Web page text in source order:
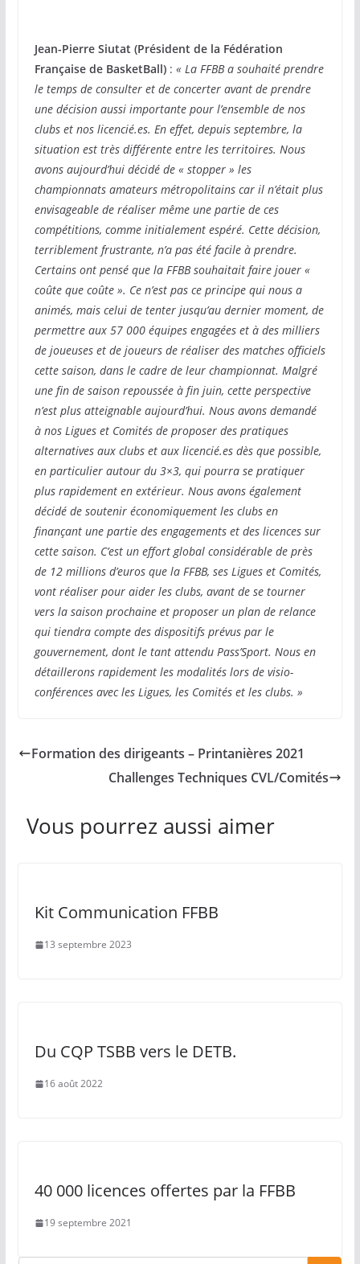
Jean-Pierre Siutat (Président de la Fédération
Française de BasketBall): « La FFBB a souhaité prendre
le temps de consulter et de concerter avant de prendre
une décision aussi importante pour l’ensemble de nos
clubs et nos licencié.es. En effet, depuis septembre, la
situation est très différente entre les territoires. Nous
avons aujourd’hui décidé de « stopper » les
championnats amateurs métropolitains car il n’était plus
envisageable de réaliser même une partie de ces
compétitions, comme initialement espéré. Cette décision,
terriblement frustrante, n’a pas été facile à prendre.
Certains ont pensé que la FFBB souhaitait faire jouer «
coûte que coûte ». Ce n’est pas ce principe qui nous a
animés, mais celui de tenter jusqu’au dernier moment, de
permettre aux 57 000 équipes engagées et à des milliers
de joueuses et de joueurs de réaliser des matches officiels
cette saison, dans le cadre de leur championnat. Malgré
une fin de saison repoussée à fin juin, cette perspective
n’est plus atteignable aujourd’hui. Nous avons demandé
à nos Ligues et Comités de proposer des pratiques
alternatives aux clubs et aux licencié.es dès que possible,
en particulier autour du 3×3, qui pourra se pratiquer
plus rapidement en extérieur. Nous avons également
décidé de soutenir économiquement les clubs en
finançant une partie des engagements et des licences sur
cette saison. C’est un effort global considérable de près
de 12 millions d’euros que la FFBB, ses Ligues et Comités,
vont réaliser pour aider les clubs, avant de se tourner
vers la saison prochaine et proposer un plan de relance
qui tiendra compte des dispositifs prévus par le
gouvernement, dont le tant attendu Pass’Sport. Nous en
détaillerons rapidement les modalités lors de visio-
conférences avec les Ligues, les Comités et les clubs. »
Formation des dirigeants – Printanières 2021
Challenges Techniques CVL/Comités
Vous pourrez aussi aimer
Kit Communication FFBB
13 septembre 2023
Du CQP TSBB vers le DETB.
16 août 2022
40 000 licences offertes par la FFBB
19 septembre 2021